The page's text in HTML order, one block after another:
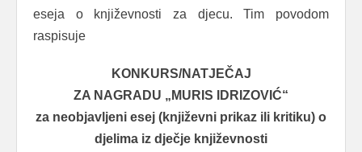
eseja o književnosti za djecu. Tim povodom
raspisuje
KONKURS/NATJEČAJ
ZA NAGRADU „MURIS IDRIZOVIĆ“
za neobjavljeni esej (književni prikaz ili kritiku) o
djelima iz dječje književnosti